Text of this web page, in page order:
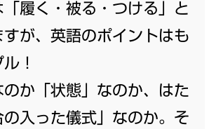
「履く・被る・つける」と
すが、英語のポイントはも
！
のか「状態」なのか、はた
の入った儀式」なのか。そ